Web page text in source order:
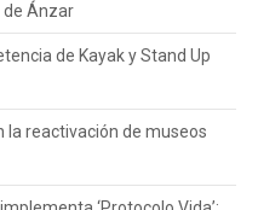
de Ánzar
de Kayak y Stand Up
la reactivación de museos